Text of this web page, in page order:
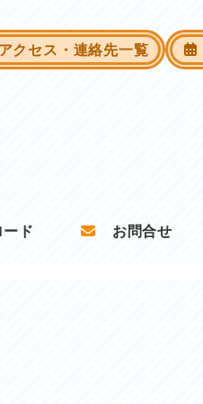
セス・連絡先一覧
ド お問合せ